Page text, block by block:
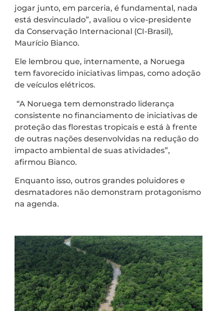
jogar junto, em parceria, é fundamental, nada
está desvinculado”, avaliou o vice-presidente
da Conservação Internacional (CI-Brasil),
Maurício Bianco.
Ele lembrou que, internamente, a Noruega
tem favorecido iniciativas limpas, como adoção
de veículos elétricos.
“A Noruega tem demonstrado liderança
consistente no financiamento de iniciativas de
proteção das florestas tropicais e está à frente
de outras nações desenvolvidas na redução do
impacto ambiental de suas atividades”,
afirmou Bianco.
Enquanto isso, outros grandes poluidores e
desmatadores não demonstram protagonismo
na agenda.